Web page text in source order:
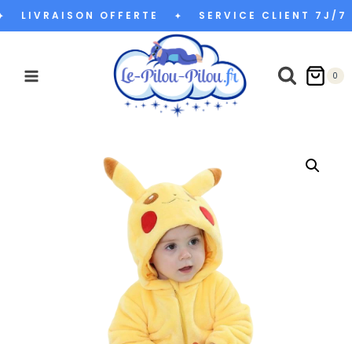
Aller
au
LIVRAISON OFFERTE SERVICE CLIENT 7J/7
0